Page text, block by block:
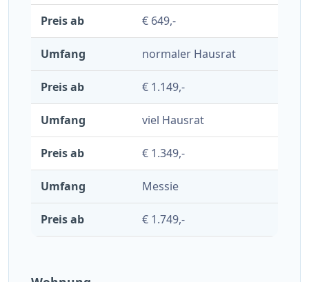
€ 649,-
normaler Hausrat
€ 1.149,-
viel Hausrat
€ 1.349,-
Messie
€ 1.749,-